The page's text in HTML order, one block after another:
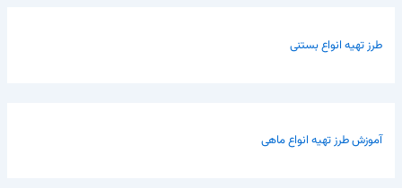
طرز تهیه انواع بستنی
آموزش طرز تهیه انواع ماهی